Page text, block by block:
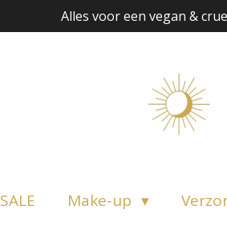
Alles voor een vegan &
SALE Make-up